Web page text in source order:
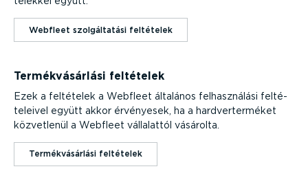
Webfleet szolgál­tatási feltételek
Termék­vá­sárlási feltételek
Ezek a feltételek a Webfleet általános felhasz­nálási felté­
te­leivel együtt akkor érvényesek, ha a hardver­ter­méket
közvetlenül a Webfleet vállalattól vásárolta.
Termék­vá­sárlási feltételek